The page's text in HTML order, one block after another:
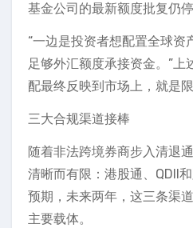
基金公司的最新额度批复仍
“一边是投资者想配置全球资
足够外汇额度承接资金。”上
配最终反映到市场上，就是
三大合规渠道接棒
随着非法跨境券商步入清退
清晰而有限：港股通、QDII
预期，未来两年，这三条渠
主要载体。